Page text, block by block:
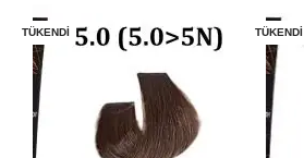
TÜKENDI TÜKENDI